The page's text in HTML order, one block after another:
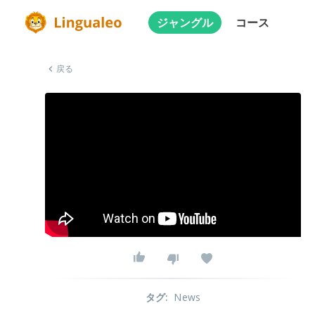
ジャングル コース
戻る
タグ: News